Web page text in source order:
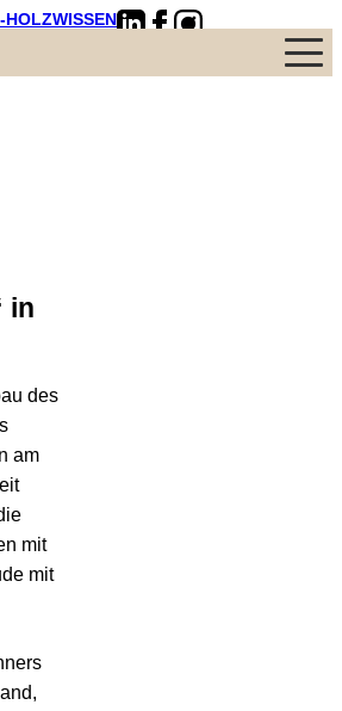
HOLZWISSEN
Menü
in
des
am
mit
mit